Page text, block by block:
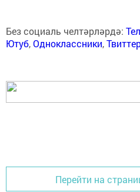
Без социаль челтәрләрдә:
Ютуб,Одноклассники,
Перейти на